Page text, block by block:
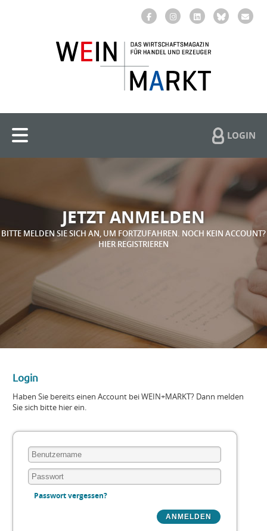
LOGIN
JETZT ANMELDEN
BITTE MELDEN SIE SICH AN, UM FORTZUFAHREN. NOCH KEIN ACCOUNT?
HIER REGISTRIEREN
Login
Haben Sie bereits einen Account bei WEIN+MARKT? Dann melden
Sie sich bitte hier ein.
Passwort vergessen?